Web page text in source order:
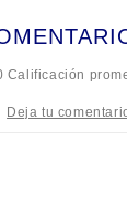
Calificación